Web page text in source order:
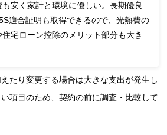
安く家計と環境に優しい。長期優良
適合証明も取得できるので、光熱費の
宅ローン控除のメリット部分も大き
たり変更する場合は大きな支出が発生し
項目のため、契約の前に調査・比較して